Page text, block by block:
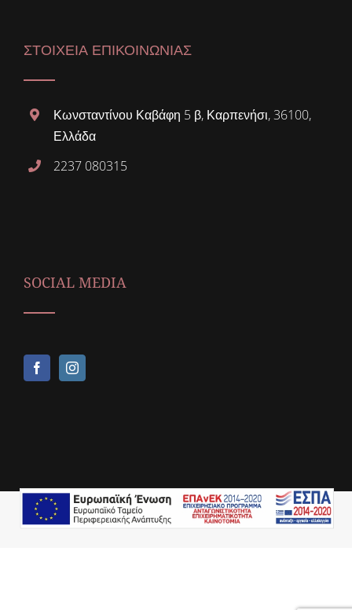
ΣΤΟΙΧΕΙΑ ΕΠΙΚΟΙΝΩΝΙΑΣ
Κωνσταντίνου Καβάφη 5 β, Καρπενήσι, 36100,
Ελλάδα
2237 080315
SOCIAL MEDIA
Copyright © 2018, Icop Web Services